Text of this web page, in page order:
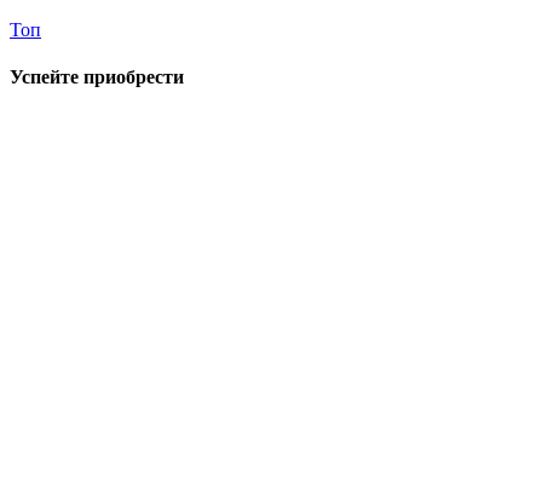
Топ
Успейте приобрести